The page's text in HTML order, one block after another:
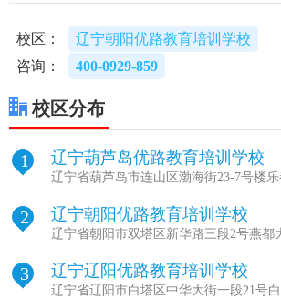
校区：
辽宁朝阳优路教育培训学校
咨询：
400-0929-859
校区分布
1 辽宁葫芦岛优路教育培训学校
辽宁省葫芦岛市连山区渤海街23-7号楼
2 辽宁朝阳优路教育培训学校
辽宁省朝阳市双塔区新华路三段2号燕都
3 辽宁辽阳优路教育培训学校
辽宁省辽阳市白塔区中华大街一段21号